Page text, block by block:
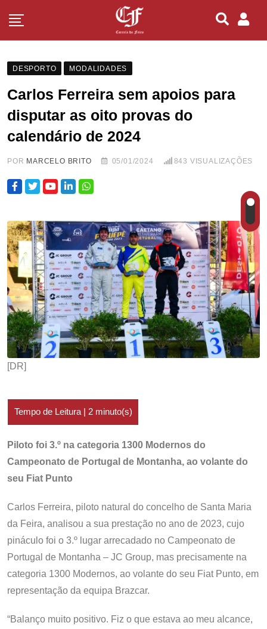
DESPORTO MODALIDADES
Carlos Ferreira sem apoios para
disputar as oito provas do
calendário de 2024
POR MARCELO BRITO 05/01/2024 843 VISUALIZAÇÕES
[DR]
Piloto foi 3.º na categoria 1300 Modernos do
Campeonato de Portugal de Montanha, ao volante do
seu Fiat Punto
Carlos Ferreira, piloto natural do concelho de Santa Maria
da Feira, analisou a sua prestação no ano de 2023, cujo
pináculo foi o 3.º lugar arrecadado no Campeonato de
Portugal de Montanha – JC Group, mas precisamente na
categoria 1300 Modernos, ao volante do seu Fiat Punto, em
representação da equipa Brazcar.
“Balanço muito positivo. Fiz o que estava ao meu alcance,